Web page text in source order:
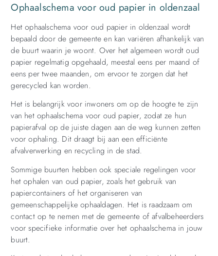
Ophaalschema voor oud papier in oldenzaal
Het ophaalschema voor oud papier in oldenzaal wordt
bepaald door de gemeente en kan variëren afhankelijk van
de buurt waarin je woont. Over het algemeen wordt oud
papier regelmatig opgehaald, meestal eens per maand of
eens per twee maanden, om ervoor te zorgen dat het
gerecycled kan worden.
Het is belangrijk voor inwoners om op de hoogte te zijn
van het ophaalschema voor oud papier, zodat ze hun
papierafval op de juiste dagen aan de weg kunnen zetten
voor ophaling. Dit draagt bij aan een efficiënte
afvalverwerking en recycling in de stad.
Sommige buurten hebben ook speciale regelingen voor
het ophalen van oud papier, zoals het gebruik van
papiercontainers of het organiseren van
gemeenschappelijke ophaaldagen. Het is raadzaam om
contact op te nemen met de gemeente of afvalbeheerders
voor specifieke informatie over het ophaalschema in jouw
buurt.